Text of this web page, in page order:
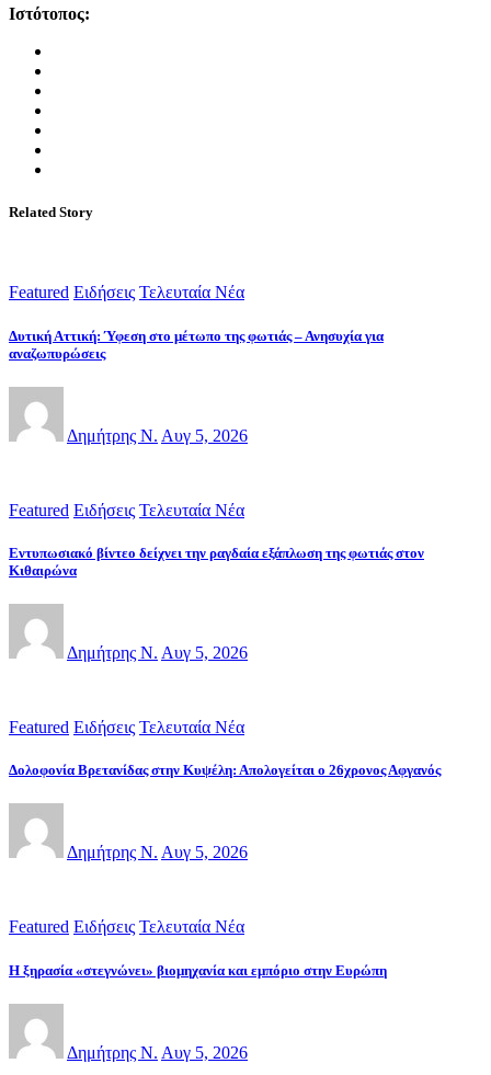
Ιστότοπος:
Related Story
Featured Ειδήσεις Τελευταία Νέα
Δυτική Αττική: Ύφεση στο μέτωπο της φωτιάς – Ανησυχία για
αναζωπυρώσεις
Δημήτρης Ν. Αυγ 5, 2026
Featured Ειδήσεις Τελευταία Νέα
Εντυπωσιακό βίντεο δείχνει την ραγδαία εξάπλωση της φωτιάς στον
Κιθαιρώνα
Δημήτρης Ν. Αυγ 5, 2026
Featured Ειδήσεις Τελευταία Νέα
Δολοφονία Βρετανίδας στην Κυψέλη: Απολογείται ο 26χρονος Αφγανός
Δημήτρης Ν. Αυγ 5, 2026
Featured Ειδήσεις Τελευταία Νέα
Η ξηρασία «στεγνώνει» βιομηχανία και εμπόριο στην Ευρώπη
Δημήτρης Ν. Αυγ 5, 2026